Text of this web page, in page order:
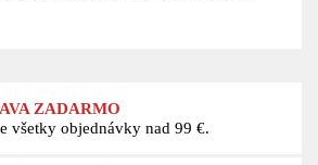
ZADARMO
všetky objednávky nad 99 €.